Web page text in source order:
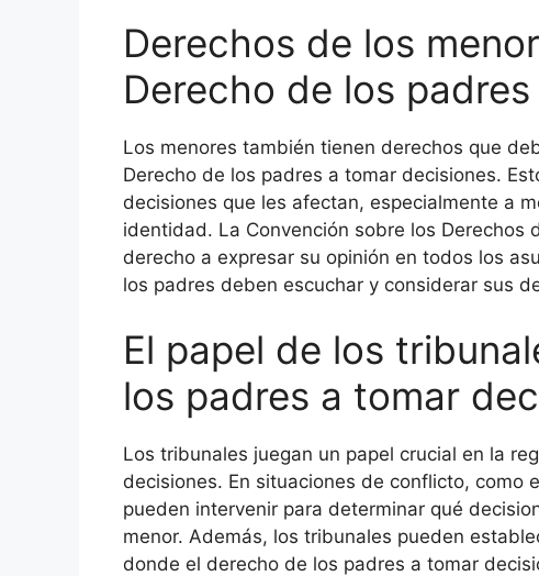
Derechos de los
Derecho de los padres
Los menores también tienen derechos que
Derecho de los padres a tomar decisiones.
decisiones que les afectan, especialmente a
identidad. La Convención sobre los Derechos
derecho a expresar su opinión en todos los
los padres deben escuchar y considerar sus
El papel de los
los padres a tomar
Los tribunales juegan un papel crucial en la
decisiones. En situaciones de conflicto, como
pueden intervenir para determinar qué
menor. Además, los tribunales pueden
donde el derecho de los padres a tomar